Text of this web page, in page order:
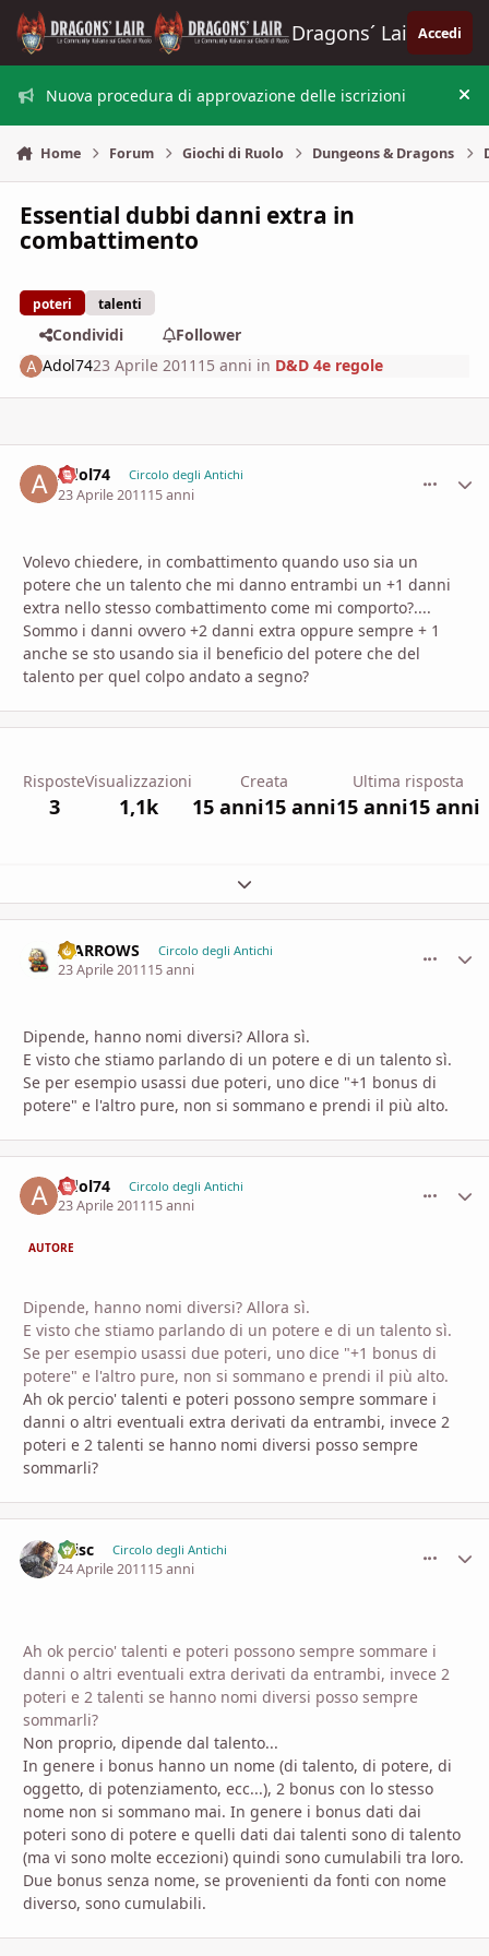
Vai al contenuto
Dragons´ Lair Accedi
Nuova procedura di approvazione delle iscrizioni
Home Forum Giochi di Ruolo Dungeons & Dragons
Essential dubbi danni extra in
combattimento
poteri talenti
Condividi
Follower
Adol7423 Aprile 2011 15 anni in D&D 4e regole
Adol74 Circolo degli Antichi
23 Aprile 201115 anni
Volevo chiedere, in combattimento quando uso sia un
potere che un talento che mi danno entrambi un +1 danni
extra nello stesso combattimento come mi comporto?....
Sommo i danni ovvero +2 danni extra oppure sempre + 1
anche se sto usando sia il beneficio del potere che del
talento per quel colpo andato a segno?
Risposte
3
Visualizzazioni
1,1k
Creata
15 anni15 anni
Ultima risposta
15 anni15 anni
Espandi panoramica del topic
II ARROWS Circolo degli Antichi
23 Aprile 201115 anni
Dipende, hanno nomi diversi? Allora sì.
E visto che stiamo parlando di un potere e di un talento sì.
Se per esempio usassi due poteri, uno dice "+1 bonus di
potere" e l'altro pure, non si sommano e prendi il più alto.
Adol74 Circolo degli Antichi
23 Aprile 201115 anni
AUTORE
Dipende, hanno nomi diversi? Allora sì.
E visto che stiamo parlando di un potere e di un talento sì.
Se per esempio usassi due poteri, uno dice "+1 bonus di
potere" e l'altro pure, non si sommano e prendi il più alto.
Ah ok percio' talenti e poteri possono sempre sommare i
danni o altri eventuali extra derivati da entrambi, invece 2
poteri e 2 talenti se hanno nomi diversi posso sempre
sommarli?
Crisc Circolo degli Antichi
24 Aprile 201115 anni
Ah ok percio' talenti e poteri possono sempre sommare i
danni o altri eventuali extra derivati da entrambi, invece 2
poteri e 2 talenti se hanno nomi diversi posso sempre
sommarli?
Non proprio, dipende dal talento...
In genere i bonus hanno un nome (di talento, di potere, di
oggetto, di potenziamento, ecc...), 2 bonus con lo stesso
nome non si sommano mai. In genere i bonus dati dai
poteri sono di potere e quelli dati dai talenti sono di talento
(ma vi sono molte eccezioni) quindi sono cumulabili tra loro.
Due bonus senza nome, se provenienti da fonti con nome
diverso, sono cumulabili.